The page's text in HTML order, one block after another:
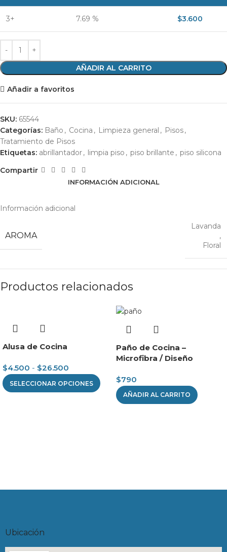
3+ 7.69 % $3.600
AÑADIR AL CARRITO
Añadir a favoritos
SKU: 65544
Categorías: Baño , Cocina , Limpieza general , Pisos,
Tratamiento de Pisos
Etiquetas: abrillantador, limpia piso , piso brillante , piso silicona
Compartir
INFORMACIÓN ADICIONAL
Información adicional
AROMA
Lavanda
,
Floral
Productos relacionados
Alusa de Cocina
$4.500 - $26.500
SELECCIONAR OPCIONES
Paño de Cocina –
Microfibra / Diseño
$790
AÑADIR AL CARRITO
Ubicación